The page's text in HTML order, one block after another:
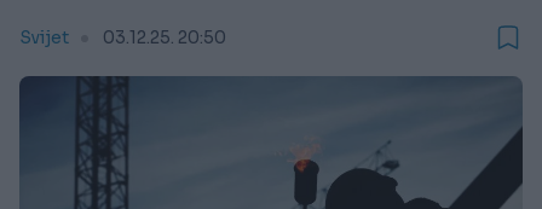
Svijet 03.12.25. 20:50